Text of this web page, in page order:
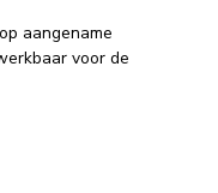
aangename
voor de